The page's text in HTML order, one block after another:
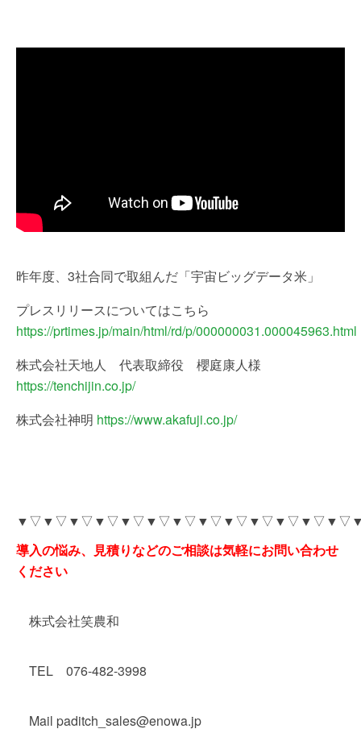
昨年度、3社合同で取組んだ「宇宙ビッグデータ米」
プレスリリースについてはこちら
https://prtimes.jp/main/html/rd/p/000000031.000045963.html
株式会社天地人 代表取締役 櫻庭康人様
https://tenchijin.co.jp/
株式会社神明 https://www.akafuji.co.jp/
導入の悩み、見積りなどのご相談は気軽にお問い合わせ
ください
株式会社笑農和
TEL 076-482-3998
Mail paditch_sales@enowa.jp